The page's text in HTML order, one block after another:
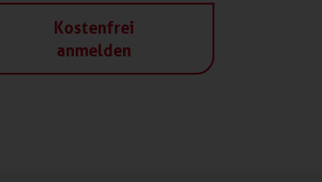
Kostenfrei
anmelden